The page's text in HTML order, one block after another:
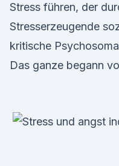
Stress führen, der
Stresserzeugende
kritische
Das ganze begann